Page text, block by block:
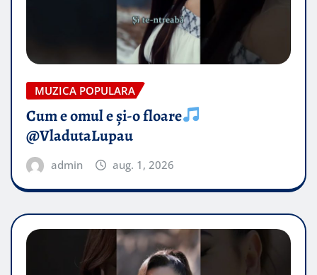
MUZICA POPULARA
Cum e omul e și-o floare
@VladutaLupau
admin aug. 1, 2026